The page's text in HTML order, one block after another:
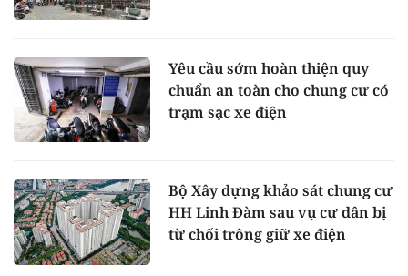
Yêu cầu sớm hoàn thiện quy
chuẩn an toàn cho chung cư có
trạm sạc xe điện
Bộ Xây dựng khảo sát chung cư
HH Linh Đàm sau vụ cư dân bị
từ chối trông giữ xe điện